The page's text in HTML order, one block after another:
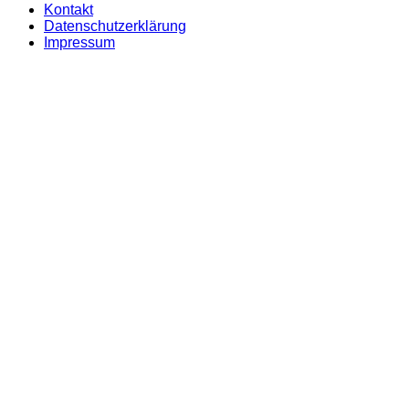
Kontakt
Datenschutzerklärung
Impressum